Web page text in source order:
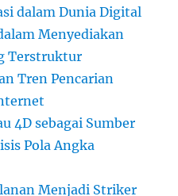
dalam Dunia Digital
Menyediakan
Terstruktur
Tren Pencarian
4D sebagai Sumber
Pola Angka
Menjadi Striker